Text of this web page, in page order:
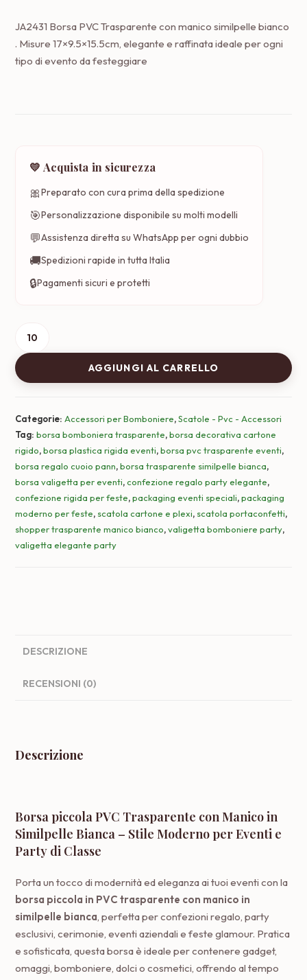
JA2431 Borsa PVC Trasparente con manico similpelle bianco
. Misure 17×9.5×15.5cm, elegante e raffinata ideale per ogni
tipo di evento da festeggiare
💛 Acquista in sicurezza
🎀Preparato con cura prima della spedizione
🎯Personalizzazione disponibile su molti modelli
💬Assistenza diretta su WhatsApp per ogni dubbio
🚚Spedizioni rapide in tutta Italia
🔒Pagamenti sicuri e protetti
Borsa
piccola
PVC
con
manico
similpelle
bianco
quantità
AGGIUNGI AL CARRELLO
Categorie:Accessori per Bomboniere,Scatole - Pvc - Accessori
Tag:borsa bomboniera trasparente,borsa decorativa cartone
rigido,borsa plastica rigida eventi,borsa pvc trasparente eventi,
borsa regalo cuoio pann,borsa trasparente similpelle bianca,
borsa valigetta per eventi,confezione regalo party elegante,
confezione rigida per feste,packaging eventi speciali,packaging
moderno per feste, scatola cartone e plexi, scatola portaconfetti,
shopper trasparente manico bianco,valigetta bomboniere party,
valigetta elegante party
DESCRIZIONE
RECENSIONI (0)
Descrizione
Borsa piccola PVC Trasparente con Manico in
Similpelle Bianca – Stile Moderno per Eventi e
Party di Classe
Porta un tocco di modernità ed eleganza ai tuoi eventi con la
borsa piccola in PVC trasparente con manico in
similpelle bianca , perfetta per confezioni regalo, party
esclusivi, cerimonie, eventi aziendali e feste glamour. Pratica
e sofisticata, questa borsa è ideale per contenere gadget,
omaggi, bomboniere, dolci o cosmetici, offrendo al tempo